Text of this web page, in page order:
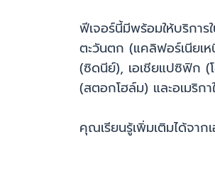
ฟีเจอร์นี้มีพร้อมให้บริการ
ตะวันตก (แคลิฟอร์เนียเ
(ซิดนีย์), เอเชียแปซิฟิก (
(สตอกโฮล์ม) และอเมริกา
คุณเรียนรู้เพิ่มเติมได้จาก